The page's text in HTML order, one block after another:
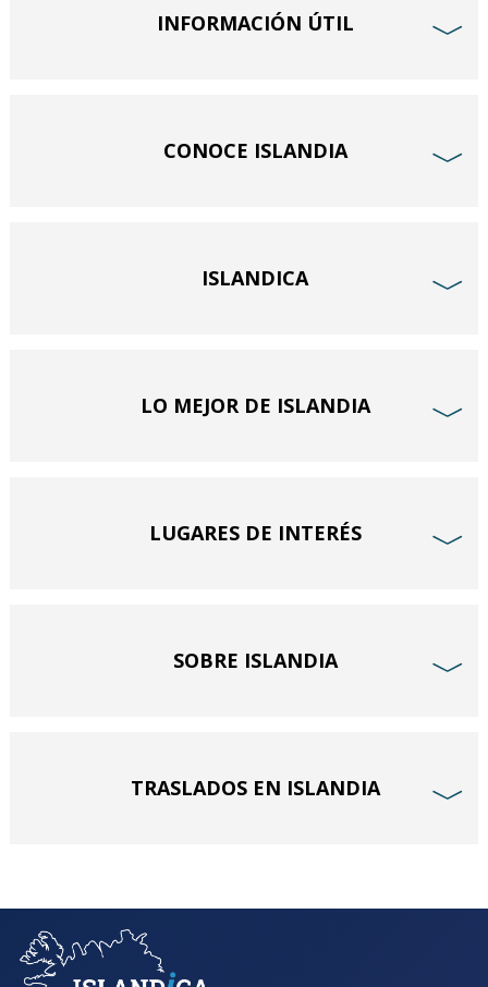
INFORMACIÓN ÚTIL ﹀
CONOCE ISLANDIA ﹀
ISLANDICA ﹀
LO MEJOR DE ISLANDIA ﹀
LUGARES DE INTERÉS ﹀
SOBRE ISLANDIA ﹀
TRASLADOS EN ISLANDIA ﹀